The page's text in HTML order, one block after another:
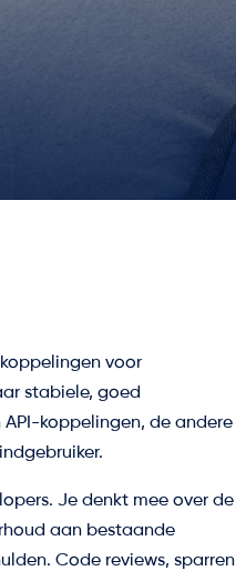
voor
stabiele, goed
koppelingen, de andere
Je denkt mee over de
aan bestaande
Code reviews, sparren